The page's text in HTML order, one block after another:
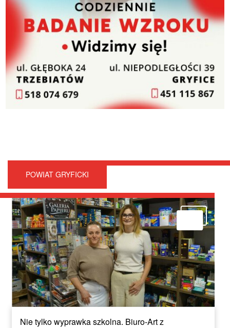
POWIAT GRYFICKI
Nie tylko wyprawka szkolna. Biuro-Art z